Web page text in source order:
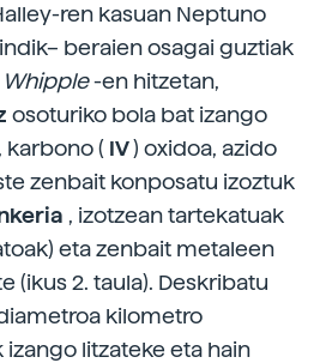
ren kasuan Neptuno
beraien osagai guztiak
Whipple-en hitzetan,
osoturiko bola bat izango
karbono ( IV) oxidoa, azido
zenbait konposatu izoztuk
, izotzean tartekatuak
eta zenbait metaleen
(ikus 2. taula). Deskribatu
kilometro
litzateke eta hain